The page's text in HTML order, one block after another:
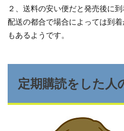
２、送料の安い便だと発売後に
配送の都合で場合によっては到
もあるようです。
定期購読をした人